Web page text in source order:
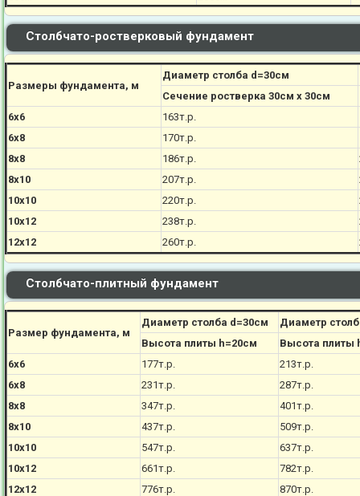
Столбчато-ростверковый фундамент
Размеры фундамента, м
Диаметр столба d=30см
Сечение ростверка 30см х 30см
6х6
163т.р.
6х8
170т.р.
8х8
186т.р.
8х10
207т.р.
10х10
220т.р.
10х12
238т.р.
12х12
260т.р.
Столбчато-плитный фундамент
Размер фундамента, м
Диаметр столба d=30см
Диаметр
Высота плиты h=20см
Высота плиты
6х6
177т.р. 213т.р.
6х8
231т.р. 287т.р.
8х8
347т.р. 401т.р.
8х10
437т.р. 509т.р.
10х10
547т.р. 637т.р.
10х12
661т.р. 782т.р.
12х12
776т.р. 870т.р.